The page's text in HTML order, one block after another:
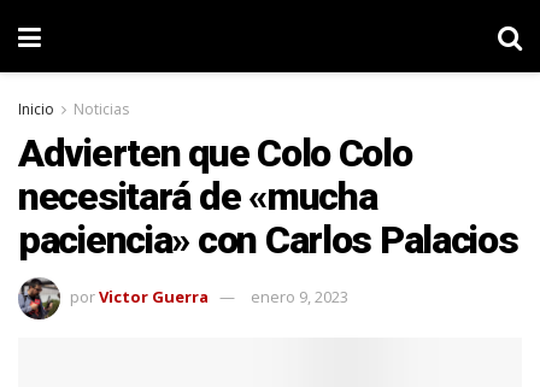
Inicio Noticias
Advierten que Colo Colo
necesitará de «mucha
paciencia» con Carlos Palacios
porVictor Guerra enero 9, 2023